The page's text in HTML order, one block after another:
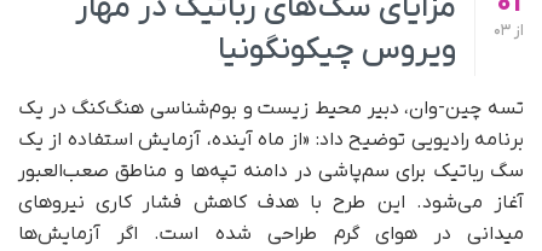
از
ویروس چیکونگونیا
تسه چین-وان، دبیر محیط زیست و بوم‌شناسی هنگ‌کنگ در یک
برنامه رادیویی توضیح داد: «از ماه آینده، آزمایش استفاده از یک
سگ رباتیک برای سم‌پاشی در دامنه تپه‌ها و مناطق صعب‌العبور
آغاز می‌شود. این طرح با هدف کاهش فشار کاری نیروهای
میدانی در هوای گرم طراحی شده است. اگر آزمایش‌ها